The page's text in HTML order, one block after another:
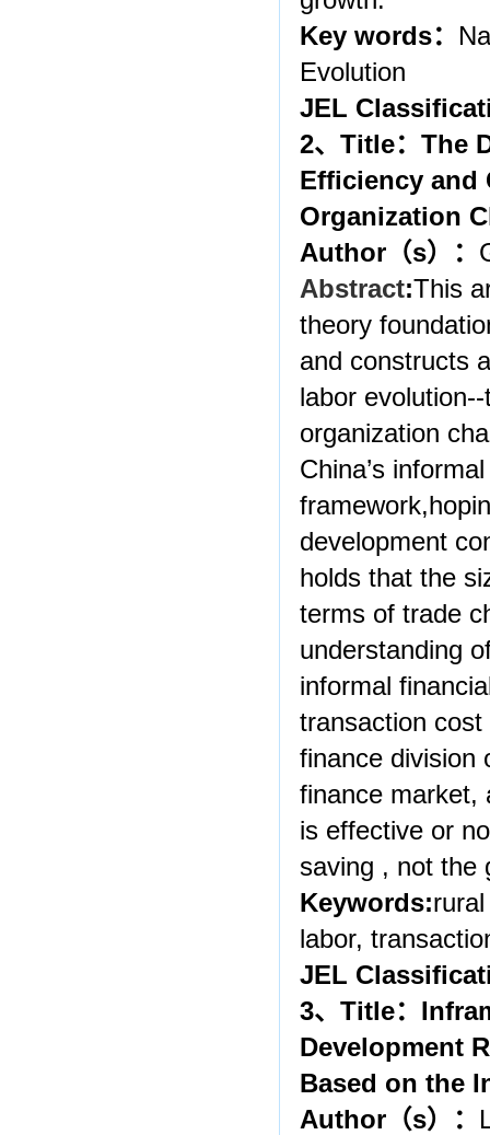
Key words：
Evolution
JEL
2、 Title： The
Efficiency and
Organization
Author （s）：
Abstract:This
theory
and constructs
labor
organization
China’s
framework,
development
holds that the
terms of trade
understanding
informal
transaction
finance division
finance market,
is effective or
saving , not the
Keywords:
labor,
JEL
3、 Title：
Development
Based on the
Author （s）：